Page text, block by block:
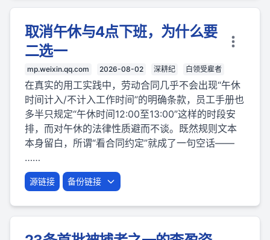
取消午休与4点下班，为什么要
二选一
mp.weixin.qq.com 2026-08-02 深耕纪 白领受雇者
在真实的用工实践中，劳动合同几乎不会出现“午休
时间计入/不计入工作时间”的明确条款，员工手册也
多半只规定“午休时间12:00至13:00”这样的时段安
排，而对午休的法律性质避而不谈。既然规则文本
本身留白，所谓“看合同约定”就成了一句空话——
……
源链接 备份链接